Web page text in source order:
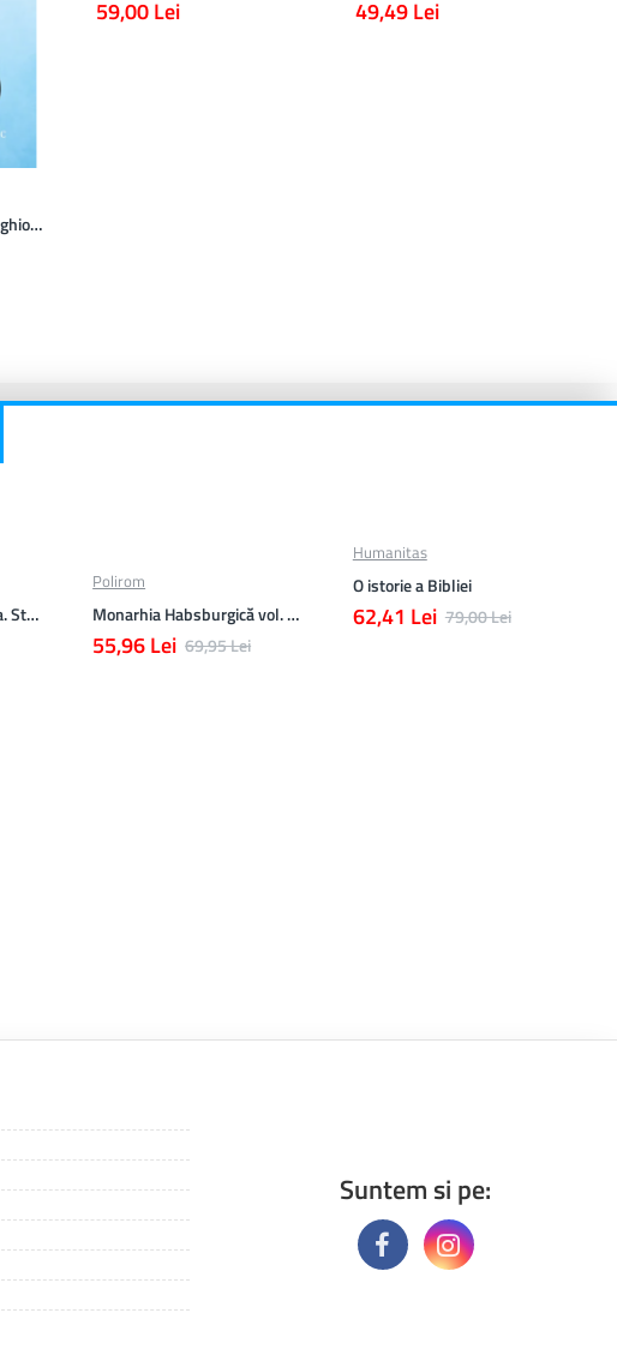
Sfantul Cuvios Paisie Aghioritul
59,00 Lei 49,49 Lei
Psihoterapie Integrativa. Studii
Polirom
Monarhia Habsburgică vol. VI (1848-1918)
55,96 Lei 69,95 Lei
Humanitas
O istorie a Bibliei
62,41 Lei 79,00 Lei
Suntem si pe: